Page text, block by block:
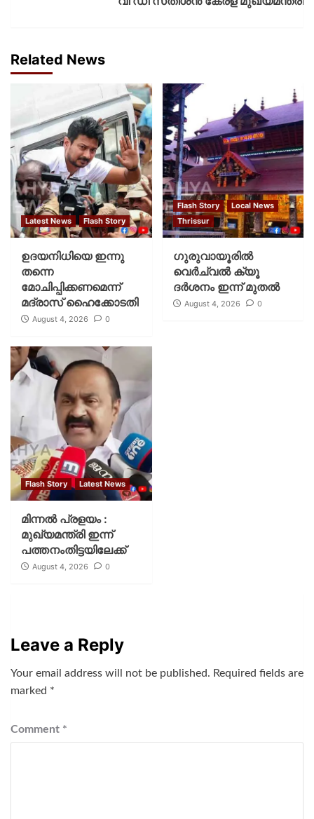
Related News
Latest News Flash Story
ഉദയനിധിയെ ഇന്നു
തന്നെ
മോചിപ്പിക്കണമെന്ന്
മദ്രാസ് ഹൈക്കോടതി
August 4, 2026 0
Flash Story
Local News
Thrissur
ഗുരുവായൂരില്‍
വെര്‍ച്വല്‍ ക്യൂ
ദര്‍ശനം ഇന്ന് മുതല്‍
August 4, 2026 0
Flash Story Latest News
മിന്നല്‍ പ്രളയം :
മുഖ്യമന്ത്രി ഇന്ന്
പത്തനംതിട്ടയിലേക്ക്
August 4, 2026 0
Leave a Reply
Your email address will not be published. Required fields are
marked *
Comment *